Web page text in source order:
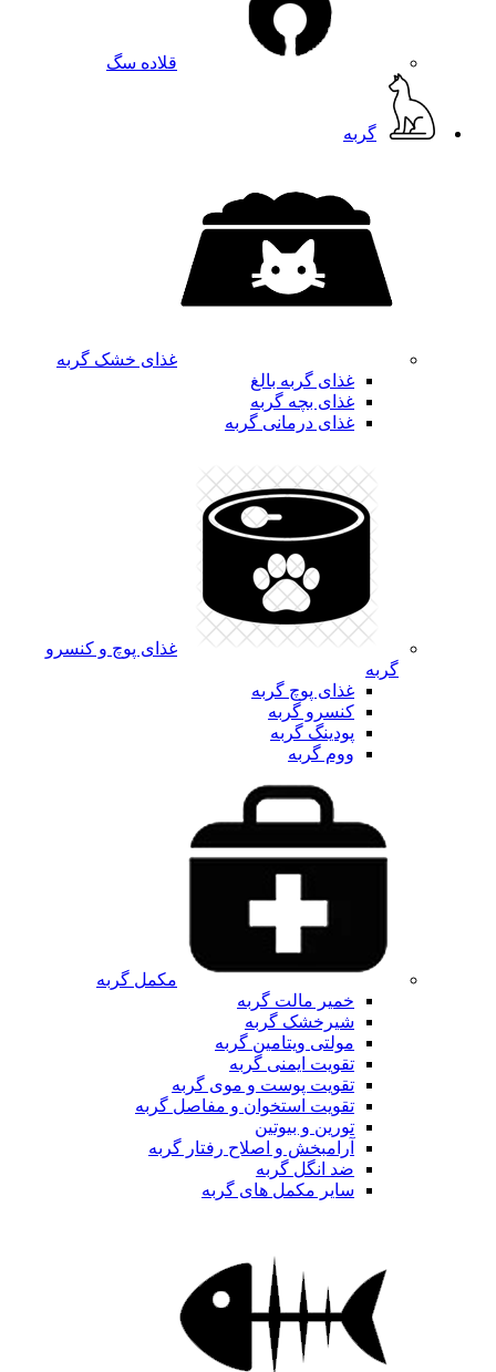
قلاده سگ
گربه
غذای خشک گربه
غذای گربه بالغ
غذای بچه گربه
غذای درمانی گربه
غذای پوچ و کنسرو
گربه
غذای پوچ گربه
کنسرو گربه
پودینگ گربه
ووم گربه
مکمل گربه
خمیر مالت گربه
شیرخشک گربه
مولتی ویتامین گربه
تقویت ایمنی گربه
تقویت پوست و موی گربه
تقویت استخوان و مفاصل گربه
تورین و بیوتین
آرامبخش و اصلاح رفتار گربه
ضد انگل گربه
سایر مکمل های گربه